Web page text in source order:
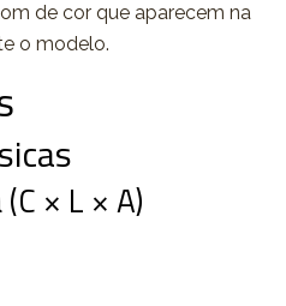
de cor que aparecem na
o modelo.
× L × A)